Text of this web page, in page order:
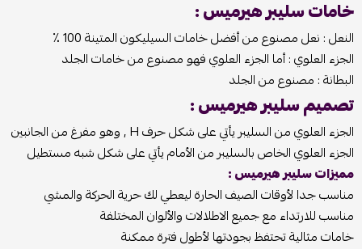
خامات سليبر هيرميس :
النعل : نعل مصنوع من أفضل خامات السيليكون المتينة 100 ٪؜
الجزء العلوي : أما الجزء العلوي فهو مصنوع من خامات الجلد
البطانة : مصنوع من الجلد
تصميم سليبر هيرميس :
الجزء العلوي من السليبر يأتي على شكل حرف H , وهو مفرغ من الجانبين
الجزء العلوي الخاص بالسليبر من الأمام يأتي على شكل شبه مستطيل
مميزات سليبر هيرميس :
مناسب جدا لأوقات الصيف الحارة ليعطي لك حرية الحركة والمشي
مناسب للارتداء مع جميع الاطلالات والألوان المختلفة
خامات مثالية تحتفظ بجودتها لأطول فترة ممكنة